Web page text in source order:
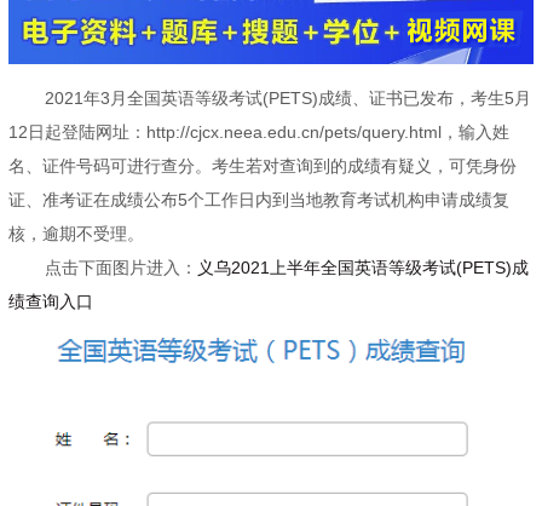
2021年3月全国英语等级考试(PETS)成绩、证书已发布，考生5月
12日起登陆网址：http://cjcx.neea.edu.cn/pets/query.html，输入姓
名、证件号码可进行查分。考生若对查询到的成绩有疑义，可凭身份
证、准考证在成绩公布5个工作日内到当地教育考试机构申请成绩复
核，逾期不受理。
点击下面图片进入： 义乌2021上半年全国英语等级考试(PETS)成
绩查询入口